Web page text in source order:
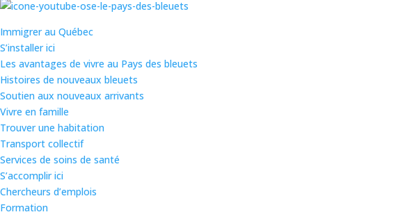
Immigrer au Québec
S’installer ici
Les avantages de vivre au Pays des bleuets
Histoires de nouveaux bleuets
Soutien aux nouveaux arrivants
Vivre en famille
Trouver une habitation
Transport collectif
Services de soins de santé
S’accomplir ici
Chercheurs d’emplois
Formation